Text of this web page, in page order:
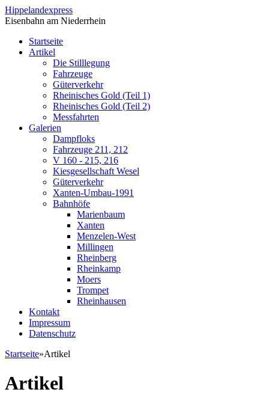
Direkt zum Inhalt
Hippelandexpress
Eisenbahn am Niederrhein
Startseite
Artikel
Die Stilllegung
Fahrzeuge
Güterverkehr
Rheinisches Gold (Teil 1)
Rheinisches Gold (Teil 2)
Messfahrten
Galerien
Dampfloks
Fahrzeuge 211, 212
V 160 - 215, 216
Kiesgesellschaft Wesel
Güterverkehr
Xanten-Umbau-1991
Bahnhöfe
Marienbaum
Xanten
Menzelen-West
Millingen
Rheinberg
Rheinkamp
Moers
Trompet
Rheinhausen
Kontakt
Impressum
Datenschutz
Startseite»Artikel
Artikel